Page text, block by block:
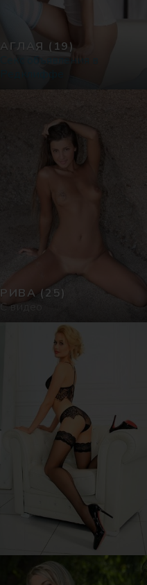
АГЛАЯ (19)
Секс объявления в
РИВА (25)
С видео